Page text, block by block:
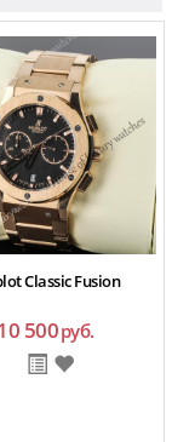
Classic Fusion
500руб.